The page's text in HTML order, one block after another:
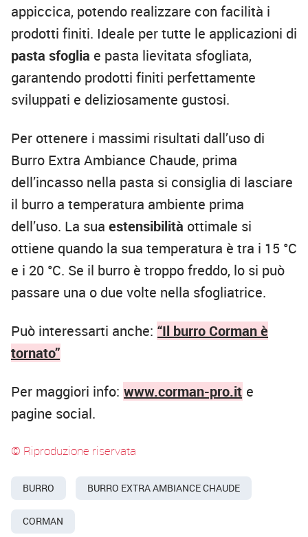
appiccica, potendo realizzare con facilità i
prodotti finiti. Ideale per tutte le applicazioni di
pasta sfoglia e pasta lievitata sfogliata,
garantendo prodotti finiti perfettamente
sviluppati e deliziosamente gustosi.
Per ottenere i massimi risultati dall’uso di
Burro Extra Ambiance Chaude, prima
dell’incasso nella pasta si consiglia di lasciare
il burro a temperatura ambiente prima
dell’uso. La sua estensibilità ottimale si
ottiene quando la sua temperatura è tra i 15 °C
e i 20 °C. Se il burro è troppo freddo, lo si può
passare una o due volte nella sfogliatrice.
Può interessarti anche: “Il burro Corman è
tornato”
Per maggiori info: www.corman-pro.it e
pagine social.
© Riproduzione riservata
BURRO BURRO EXTRA AMBIANCE CHAUDE
CORMAN